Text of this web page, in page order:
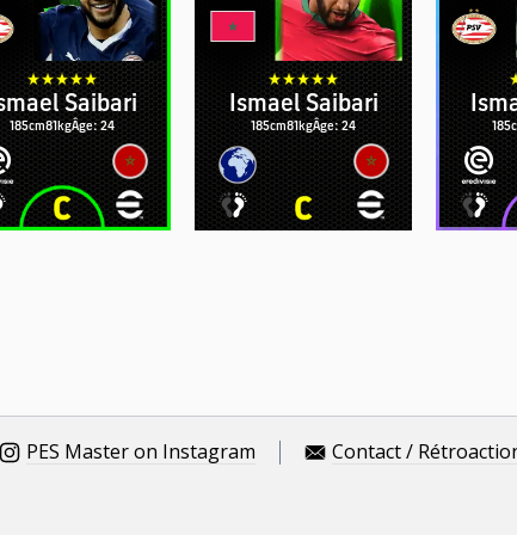
Saibari
185cm81kgÂge: 24
Ismael Saibari
185cm81kgÂge: 24
PES Master on Instagram Contact /